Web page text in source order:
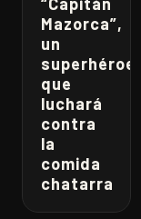
Mazorca”,
un
superhéroe
que
luchará
contra
la
comida
chatarra